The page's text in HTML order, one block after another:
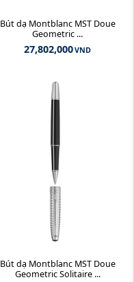
Bút dạ Montblanc MST Doue
Geometric ...
27,802,000VND
Bút dạ Montblanc MST Doue
Geometric Solitaire ...